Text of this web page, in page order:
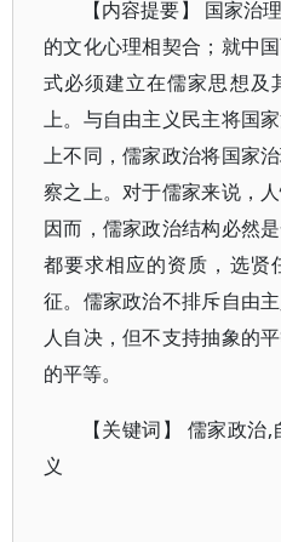
【内容提要】 国家治
的文化心理相契合；就中
式必须建立在儒家思想及
上。与自由主义民主将国
上不同，儒家政治将国家
察之上。对于儒家来说，
因而，儒家政治结构必然
都要求相应的资质，选贤
征。儒家政治不排斥自由
人自决，但不支持抽象的
的平等。
【关键词】 儒家政
义